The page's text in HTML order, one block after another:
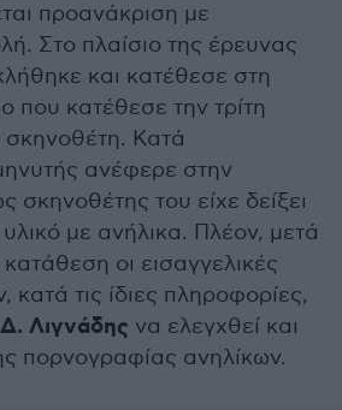
προανάκριση με
Στο πλαίσιο της έρευνας
και κατέθεσε στη
κατέθεσε την τρίτη
Κατά
ανέφερε στην
σκηνοθέτης του είχε δείξει
με ανήλικα. Πλέον, μετά
οι εισαγγελικές
κατά τις ίδιες πληροφορίες,
Δ. Λιγνάδης να ελεγχθεί και
πορνογραφίας ανηλίκων.